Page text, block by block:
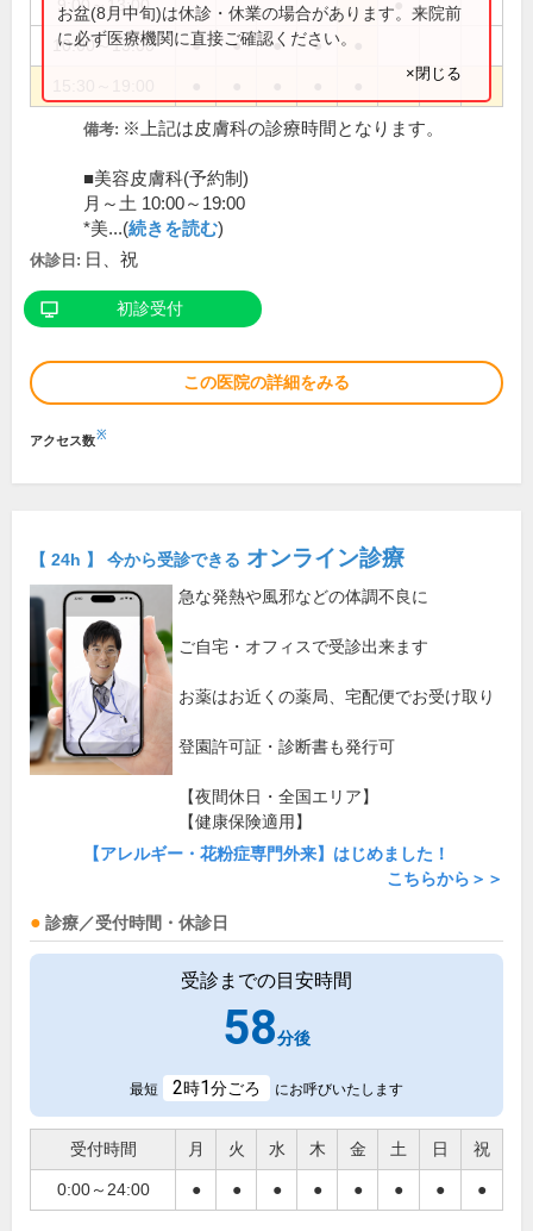
9:00～13:00
10:00～13:00 ● ● ● ●
お盆(8月中旬)は休診・休業の場合があります。来院前
に必ず医療機関に直接ご確認ください。
×閉じる
備考: ※上記は皮膚科の診療時間となります。
■美容皮膚科(予約制)
月～土 10:00～19:00
*美...(続きを読む)
休診日: 日、祝
初診受付
この医院の詳細をみる
アクセス数※
【 24h 】 今から受診できる オンライン診療
急な発熱や風邪などの体調不良に
ご自宅・オフィスで受診出来ます
お薬はお近くの薬局、宅配便でお受け取り
登園許可証・診断書も発行可
【夜間休日・全国エリア】
【健康保険適用】
【アレルギー・花粉症専門外来】はじめました！
こちらから＞＞
診療／受付時間・休診日
受診までの目安時間
58分後
最短 2時1分ごろ にお呼びいたします
受付時間 月 火 水 木 金 土 日 祝
0:00～24:00 ● ● ● ● ● ● ● ●